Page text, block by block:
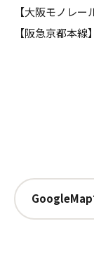
【大阪モノレ
【阪急京都本
GoogleMap